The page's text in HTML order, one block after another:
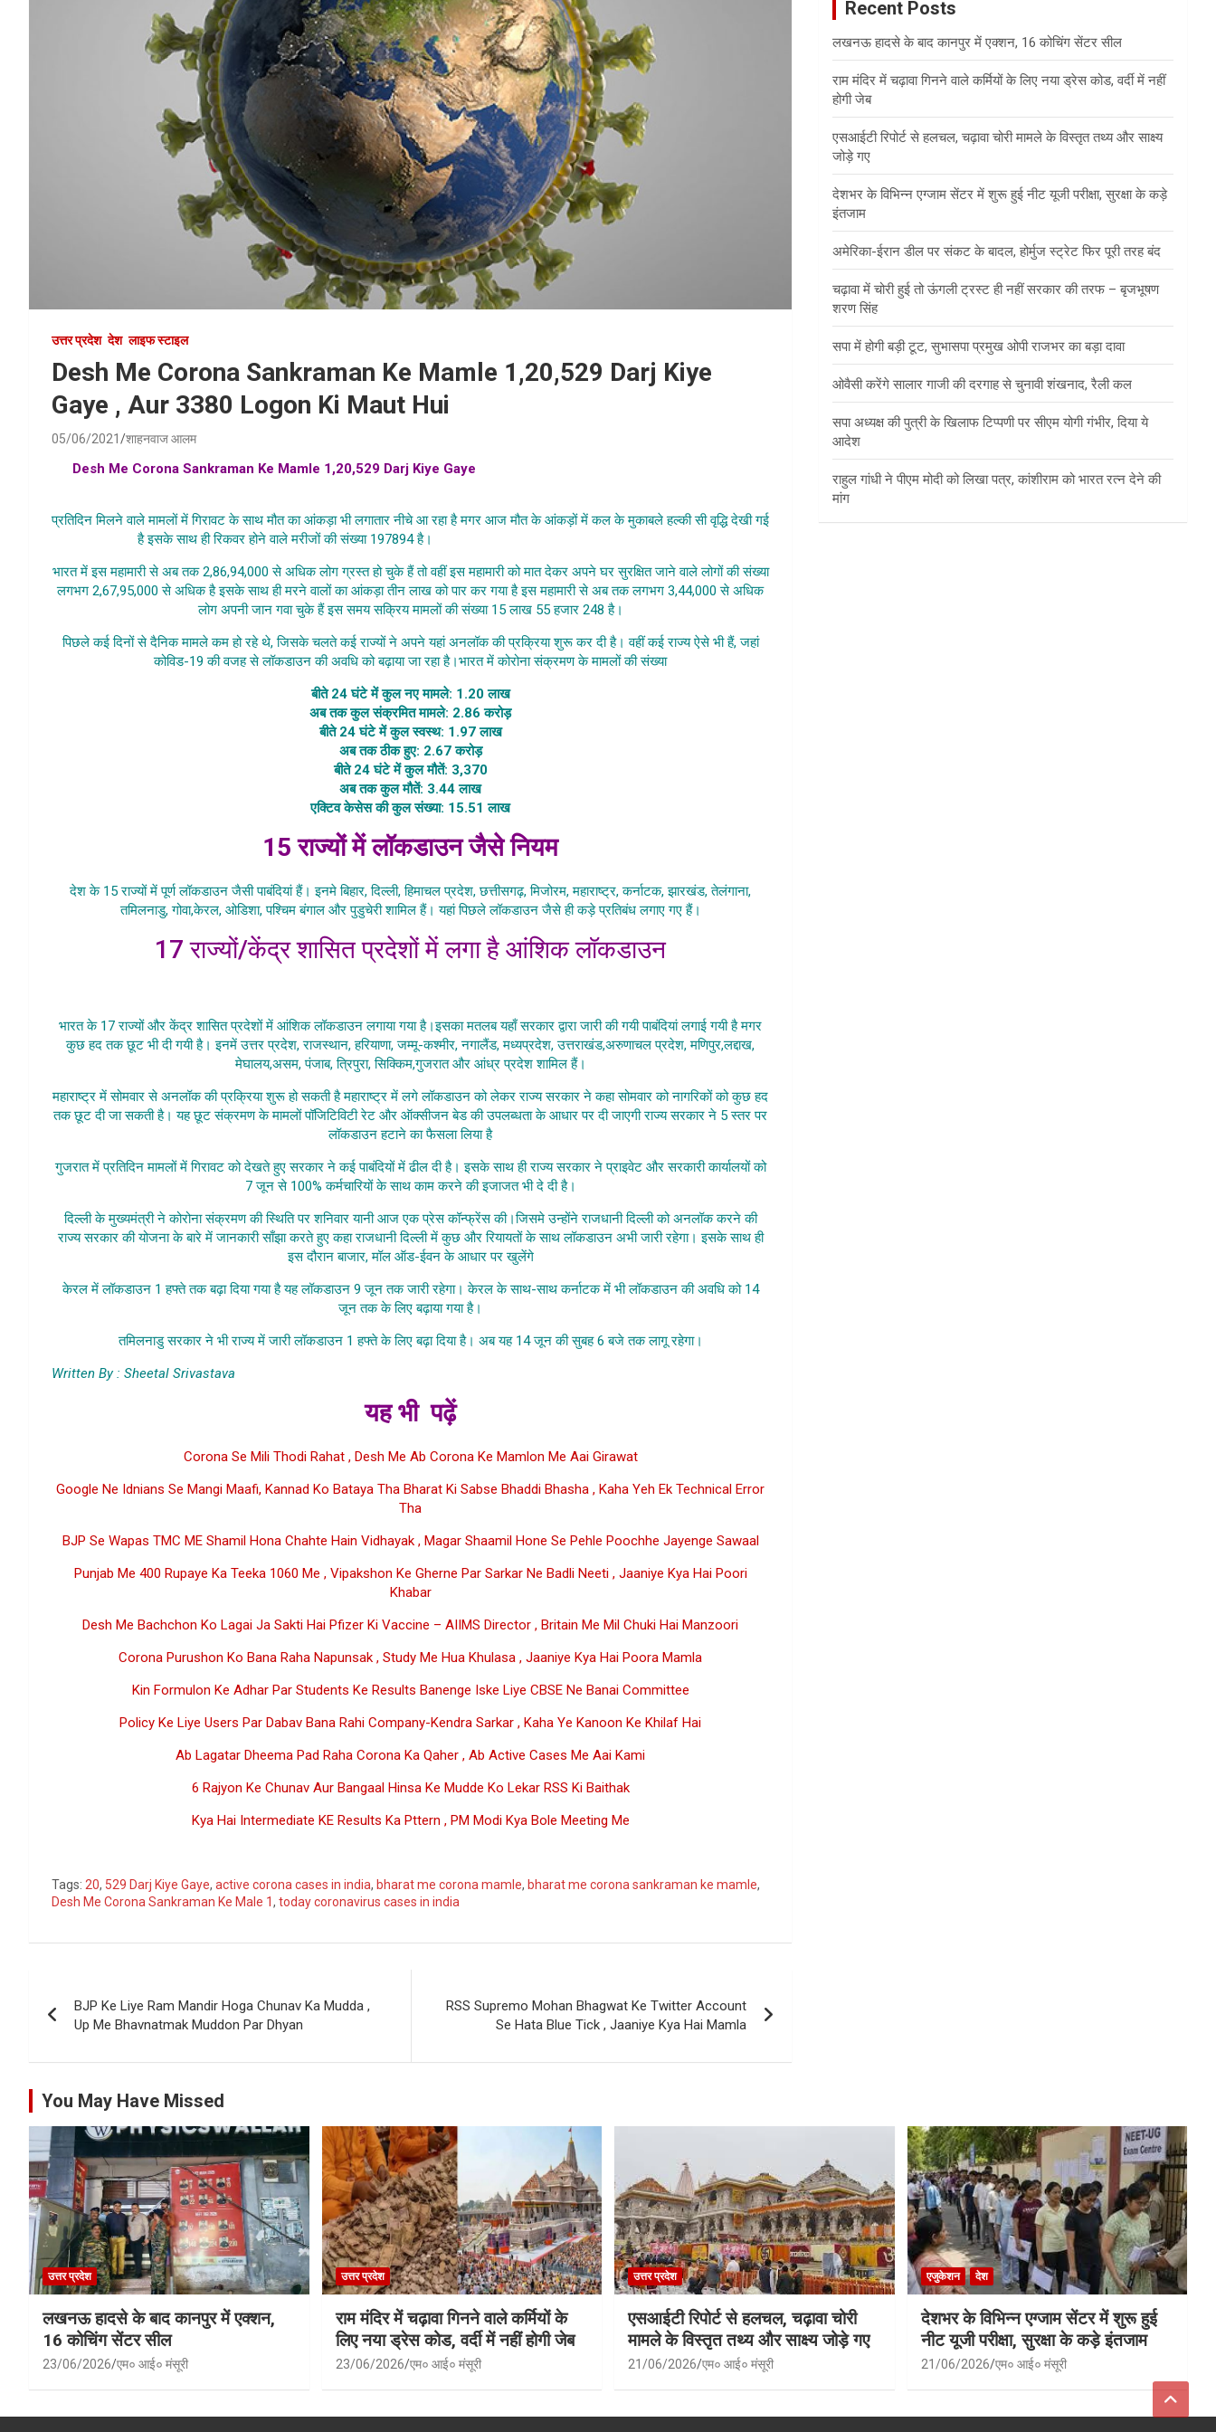
उत्तर प्रदेश देश लाइफ स्टाइल
Desh Me Corona Sankraman Ke Mamle 1,20,529 Darj Kiye
Gaye , Aur 3380 Logon Ki Maut Hui
05/06/2021 शाहनवाज आलम
Desh Me Corona Sankraman Ke Mamle 1,20,529 Darj Kiye Gaye
प्रतिदिन मिलने वाले मामलों में गिरावट के साथ मौत का आंकड़ा भी लगातार नीचे आ रहा है मगर आज मौत के आंकड़ों में कल के मुकाबले हल्की सी वृद्धि देखी गई
है इसके साथ ही रिकवर होने वाले मरीजों की संख्या 197894 है।
भारत में इस महामारी से अब तक 2,86,94,000 से अधिक लोग ग्रस्त हो चुके हैं तो वहीं इस महामारी को मात देकर अपने घर सुरक्षित जाने वाले लोगों की संख्या
लगभग 2,67,95,000 से अधिक है इसके साथ ही मरने वालों का आंकड़ा तीन लाख को पार कर गया है इस महामारी से अब तक लगभग 3,44,000 से अधिक
लोग अपनी जान गवा चुके हैं इस समय सक्रिय मामलों की संख्या 15 लाख 55 हजार 248 है।
पिछले कई दिनों से दैनिक मामले कम हो रहे थे, जिसके चलते कई राज्यों ने अपने यहां अनलॉक की प्रक्रिया शुरू कर दी है। वहीं कई राज्य ऐसे भी हैं, जहां
कोविड-19 की वजह से लॉकडाउन की अवधि को बढ़ाया जा रहा है।भारत में कोरोना संक्रमण के मामलों की संख्या
बीते 24 घंटे में कुल नए मामले: 1.20 लाख
अब तक कुल संक्रमित मामले: 2.86 करोड़
बीते 24 घंटे में कुल स्वस्थ: 1.97 लाख
अब तक ठीक हुए: 2.67 करोड़
बीते 24 घंटे में कुल मौतें: 3,370
अब तक कुल मौतें: 3.44 लाख
एक्टिव केसेस की कुल संख्या: 15.51 लाख
15 राज्यों में लॉकडाउन जैसे नियम
देश के 15 राज्यों में पूर्ण लॉकडाउन जैसी पाबंदियां हैं। इनमे बिहार, दिल्ली, हिमाचल प्रदेश, छत्तीसगढ़, मिजोरम, महाराष्ट्र, कर्नाटक, झारखंड, तेलंगाना,
तमिलनाडु, गोवा,केरल, ओडिशा, पश्चिम बंगाल और पुडुचेरी शामिल हैं। यहां पिछले लॉकडाउन जैसे ही कड़े प्रतिबंध लगाए गए हैं।
17 राज्यों/केंद्र शासित प्रदेशों में लगा है आंशिक लॉकडाउन
भारत के 17 राज्यों और केंद्र शासित प्रदेशों में आंशिक लॉकडाउन लगाया गया है।इसका मतलब यहाँ सरकार द्वारा जारी की गयी पाबंदियां लगाई गयी है मगर
कुछ हद तक छूट भी दी गयी है। इनमें उत्तर प्रदेश, राजस्थान, हरियाणा, जम्मू-कश्मीर, नगालैंड, मध्यप्रदेश, उत्तराखंड,अरुणाचल प्रदेश, मणिपुर,लद्दाख,
मेघालय,असम, पंजाब, त्रिपुरा, सिक्किम,गुजरात और आंध्र प्रदेश शामिल हैं।
महाराष्ट्र में सोमवार से अनलॉक की प्रक्रिया शुरू हो सकती है महाराष्ट्र में लगे लॉकडाउन को लेकर राज्य सरकार ने कहा सोमवार को नागरिकों को कुछ हद
तक छूट दी जा सकती है। यह छूट संक्रमण के मामलों पॉजिटिविटी रेट और ऑक्सीजन बेड की उपलब्धता के आधार पर दी जाएगी राज्य सरकार ने 5 स्तर पर
लॉकडाउन हटाने का फैसला लिया है
गुजरात में प्रतिदिन मामलों में गिरावट को देखते हुए सरकार ने कई पाबंदियों में ढील दी है। इसके साथ ही राज्य सरकार ने प्राइवेट और सरकारी कार्यालयों को
7 जून से 100% कर्मचारियों के साथ काम करने की इजाजत भी दे दी है।
दिल्ली के मुख्यमंत्री ने कोरोना संक्रमण की स्थिति पर शनिवार यानी आज एक प्रेस कॉन्फ्रेंस की।जिसमे उन्होंने राजधानी दिल्ली को अनलॉक करने की
राज्य सरकार की योजना के बारे में जानकारी साँझा करते हुए कहा राजधानी दिल्ली में कुछ और रियायतों के साथ लॉकडाउन अभी जारी रहेगा। इसके साथ ही
इस दौरान बाजार, मॉल ऑड-ईवन के आधार पर खुलेंगे
केरल में लॉकडाउन 1 हफ्ते तक बढ़ा दिया गया है यह लॉकडाउन 9 जून तक जारी रहेगा। केरल के साथ-साथ कर्नाटक में भी लॉकडाउन की अवधि को 14
जून तक के लिए बढ़ाया गया है।
तमिलनाडु सरकार ने भी राज्य में जारी लॉकडाउन 1 हफ्ते के लिए बढ़ा दिया है। अब यह 14 जून की सुबह 6 बजे तक लागू रहेगा।
Written By : Sheetal Srivastava
यह भी पढ़ें
Corona Se Mili Thodi Rahat , Desh Me Ab Corona Ke Mamlon Me Aai Girawat
Google Ne Idnians Se Mangi Maafi, Kannad Ko Bataya Tha Bharat Ki Sabse Bhaddi Bhasha , Kaha Yeh Ek Technical Error
Tha
BJP Se Wapas TMC ME Shamil Hona Chahte Hain Vidhayak , Magar Shaamil Hone Se Pehle Poochhe Jayenge Sawaal
Punjab Me 400 Rupaye Ka Teeka 1060 Me , Vipakshon Ke Gherne Par Sarkar Ne Badli Neeti , Jaaniye Kya Hai Poori
Khabar
Desh Me Bachchon Ko Lagai Ja Sakti Hai Pfizer Ki Vaccine – AIIMS Director , Britain Me Mil Chuki Hai Manzoori
Corona Purushon Ko Bana Raha Napunsak , Study Me Hua Khulasa , Jaaniye Kya Hai Poora Mamla
Kin Formulon Ke Adhar Par Students Ke Results Banenge Iske Liye CBSE Ne Banai Committee
Policy Ke Liye Users Par Dabav Bana Rahi Company-Kendra Sarkar , Kaha Ye Kanoon Ke Khilaf Hai
Ab Lagatar Dheema Pad Raha Corona Ka Qaher , Ab Active Cases Me Aai Kami
6 Rajyon Ke Chunav Aur Bangaal Hinsa Ke Mudde Ko Lekar RSS Ki Baithak
Kya Hai Intermediate KE Results Ka Pttern , PM Modi Kya Bole Meeting Me
Tags: 20, 529 Darj Kiye Gaye, active corona cases in india, bharat me corona mamle, bharat me corona sankraman ke mamle,
Desh Me Corona Sankraman Ke Male 1, today coronavirus cases in india
navigation
BJP Ke Liye Ram Mandir Hoga Chunav Ka Mudda ,
Up Me Bhavnatmak Muddon Par Dhyan
RSS Supremo Mohan Bhagwat Ke Twitter Account
Se Hata Blue Tick , Jaaniye Kya Hai Mamla
Recent Posts
लखनऊ हादसे के बाद कानपुर में एक्शन, 16 कोचिंग सेंटर सील
राम मंदिर में चढ़ावा गिनने वाले कर्मियों के लिए नया ड्रेस कोड, वर्दी में नहीं
होगी जेब
एसआईटी रिपोर्ट से हलचल, चढ़ावा चोरी मामले के विस्तृत तथ्य और साक्ष्य
जोड़े गए
देशभर के विभिन्न एग्जाम सेंटर में शुरू हुई नीट यूजी परीक्षा, सुरक्षा के कड़े
इंतजाम
अमेरिका-ईरान डील पर संकट के बादल, होर्मुज स्ट्रेट फिर पूरी तरह बंद
चढ़ावा में चोरी हुई तो ऊंगली ट्रस्ट ही नहीं सरकार की तरफ – बृजभूषण
शरण सिंह
सपा में होगी बड़ी टूट, सुभासपा प्रमुख ओपी राजभर का बड़ा दावा
ओवैसी करेंगे सालार गाजी की दरगाह से चुनावी शंखनाद, रैली कल
सपा अध्यक्ष की पुत्री के खिलाफ टिप्पणी पर सीएम योगी गंभीर, दिया ये
आदेश
राहुल गांधी ने पीएम मोदी को लिखा पत्र, कांशीराम को भारत रत्न देने की
मांग
You May Have Missed
उत्तर प्रदेश
लखनऊ हादसे के बाद कानपुर में एक्शन,
16 कोचिंग सेंटर सील
23/06/2026 एम० आई० मंसूरी
उत्तर प्रदेश
राम मंदिर में चढ़ावा गिनने वाले कर्मियों के
लिए नया ड्रेस कोड, वर्दी में नहीं होगी जेब
23/06/2026 एम० आई० मंसूरी
उत्तर प्रदेश
एसआईटी रिपोर्ट से हलचल, चढ़ावा चोरी
मामले के विस्तृत तथ्य और साक्ष्य जोड़े गए
21/06/2026 एम० आई० मंसूरी
एजुकेशन देश
देशभर के विभिन्न एग्जाम सेंटर में शुरू हुई
नीट यूजी परीक्षा, सुरक्षा के कड़े इंतजाम
21/06/2026 एम० आई० मंसूरी